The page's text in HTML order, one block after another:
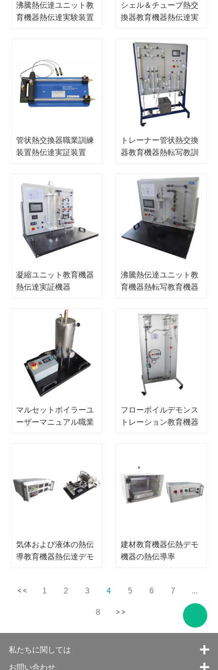
沸騰熱伝達ユニット教
育機器熱伝達実験装置
シェル＆チューブ熱交
換器教育機器熱伝達実
管状熱交換器職業訓練
装置熱伝達実証装置
トレーナー管状熱交換
器教育機器熱転写教訓
凝縮ユニット教育機器
熱伝達実証機器
沸騰熱伝達ユニット教
育機器熱転写教育機器
マルセットボイラーユ
ーザーマニュアル職業
フローボイルデモンス
トレーション教育機器
気体および液体の熱伝
導教育機器熱伝達デモ
建材教育機器伝熱デモ
機器の熱伝導率
1 2 3 4 5 6 7 ...
8
私たちに関しては
お問い合わせ